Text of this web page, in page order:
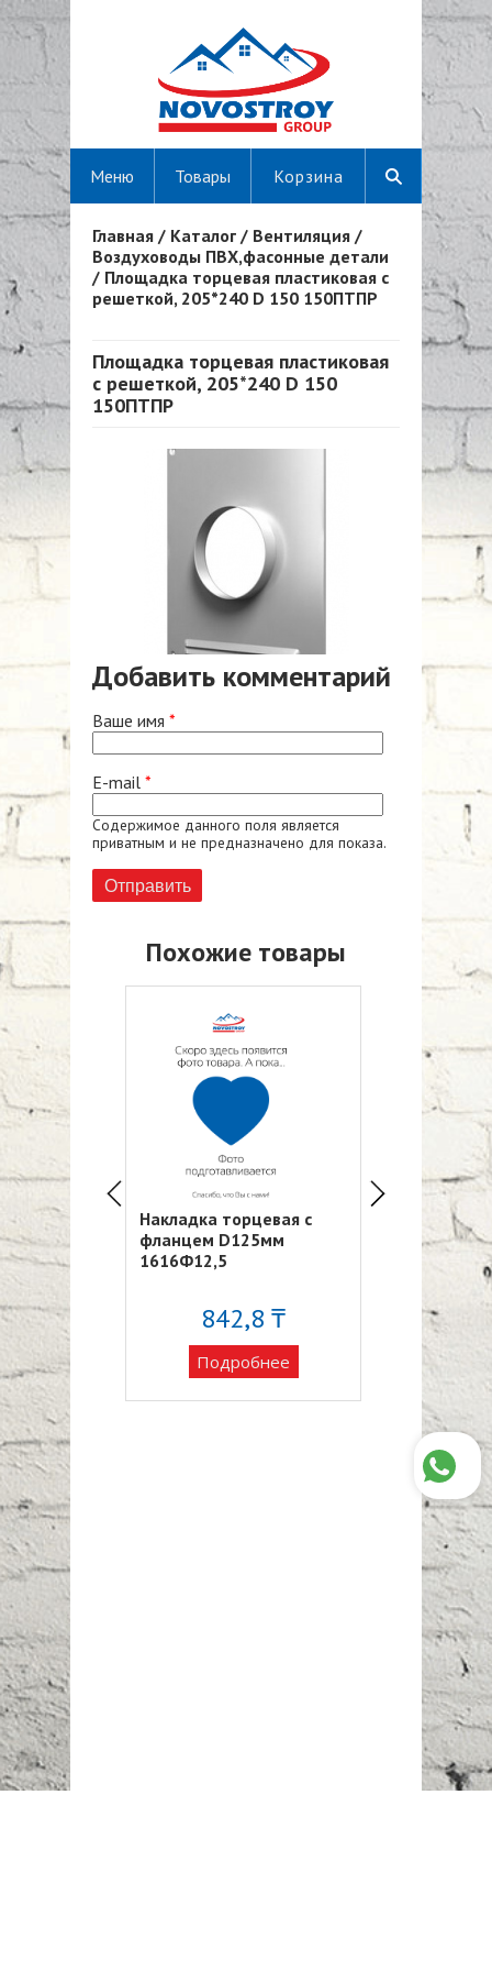
Корзина
Меню Товары
Вы здесь
Главная / Каталог / Вентиляция /
Воздуховоды ПВХ,фасонные детали
/ Площадка торцевая пластиковая с
решеткой, 205*240 D 150 150ПТПР
Площадка торцевая пластиковая
с решеткой, 205*240 D 150
150ПТПР
Добавить комментарий
Ваше имя *
E-mail *
Содержимое данного поля является
приватным и не предназначено для показа.
Похожие товары
55х110,
₸
Накладка торцевая с
фланцем D125мм
1616Ф12,5
842,8 ₸
Подробнее
Фланец
1